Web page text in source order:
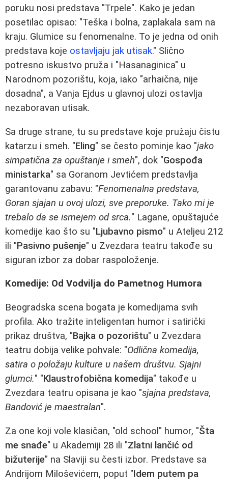
poruku nosi predstava "Trpele". Kako je jedan
posetilac opisao: "Teška i bolna, zaplakala sam na
kraju. Glumice su fenomenalne. To je jedna od onih
predstava koje ostavljaju jak utisak." Slično
potresno iskustvo pruža i "Hasanaginica" u
Narodnom pozorištu, koja, iako "arhaična, nije
dosadna", a Vanja Ejdus u glavnoj ulozi ostavlja
nezaboravan utisak.
Sa druge strane, tu su predstave koje pružaju čistu
katarzu i smeh. "Eling" se često pominje kao "jako
simpatična za opuštanje i smeh", dok "Gospođa
ministarka" sa Goranom Jevtićem predstavlja
garantovanu zabavu: "Fenomenalna predstava,
Goran sjajan u ovoj ulozi, sve preporuke. Tako mi je
trebalo da se ismejem od srca." Lagane, opuštajuće
komedije kao što su "Ljubavno pismo" u Ateljeu 212
ili "Pasivno pušenje" u Zvezdara teatru takođe su
siguran izbor za dobar raspoloženje.
Komedije: Od Vodvilja do Pametnog Humora
Beogradska scena bogata je komedijama svih
profila. Ako tražite inteligentan humor i satirički
prikaz društva, "Bajka o pozorištu" u Zvezdara
teatru dobija velike pohvale: "Odlična komedija,
satira o položaju kulture u našem društvu. Sjajni
glumci." "Klaustrofobična komedija" takođe u
Zvezdara teatru opisana je kao "sjajna predstava,
Bandović je maestralan".
Za one koji vole klasičan, "old school" humor, "Šta
me snađe" u Akademiji 28 ili "Zlatni lančić od
bižuterije" na Slaviji su česti izbor. Predstave sa
Andrijom Miloševićem, poput "Idem putem pa